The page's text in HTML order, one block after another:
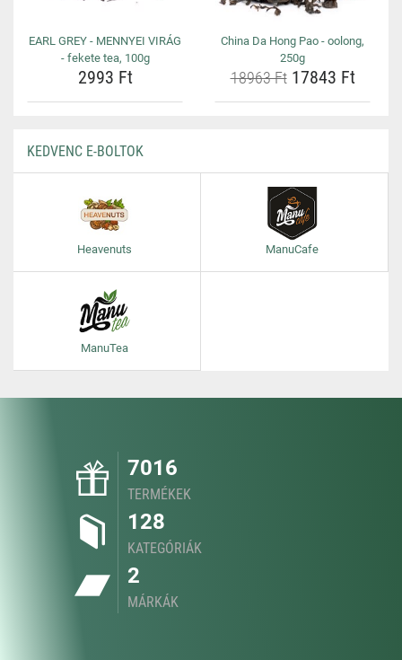
EARL GREY - MENNYEI VIRÁG
- fekete tea, 100g
2993 Ft
China Da Hong Pao - oolong,
250g
18963 Ft17843 Ft
KEDVENC E-BOLTOK
Heavenuts ManuCafe
ManuTea
7016
TERMÉKEK
128
KATEGÓRIÁK
2
MÁRKÁK